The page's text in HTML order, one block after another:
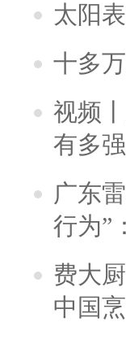
太阳
十多
视频
有多
广东
行为”
费大
中国